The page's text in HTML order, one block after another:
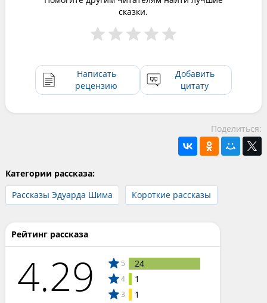
сказки.
Написать
рецензию
Добавить
цитату
Поделиться:
Категории рассказа:
Рассказы Эдуарда Шима
Короткие рассказы
Рейтинг рассказа
4.29 5 24
4 1
3 1